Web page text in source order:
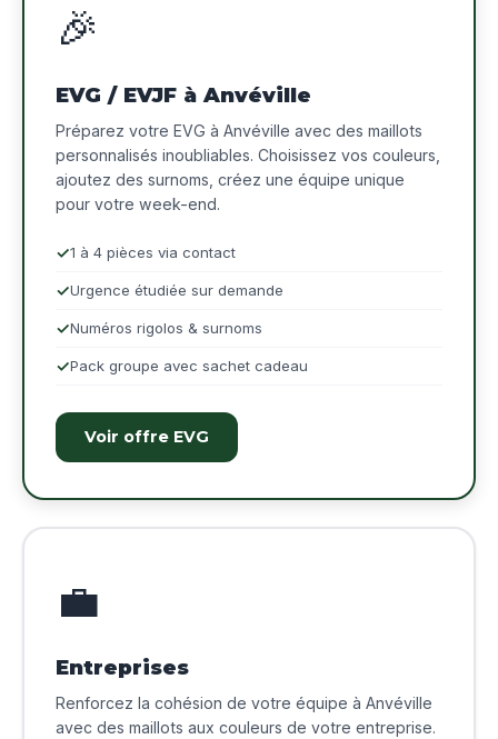
🎉
EVG / EVJF à Anvéville
Préparez votre EVG à Anvéville avec des maillots
personnalisés inoubliables. Choisissez vos couleurs,
ajoutez des surnoms, créez une équipe unique
pour votre week-end.
1 à 4 pièces via contact
Urgence étudiée sur demande
Numéros rigolos & surnoms
Pack groupe avec sachet cadeau
Voir offre EVG
💼
Entreprises
Renforcez la cohésion de votre équipe à Anvéville
avec des maillots aux couleurs de votre entreprise.